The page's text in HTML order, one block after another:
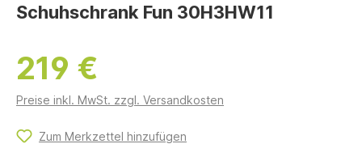
Schuhschrank Fun 30H3HW11
219 €
Preise inkl. MwSt. zzgl. Versandkosten
Zum Merkzettel hinzufügen